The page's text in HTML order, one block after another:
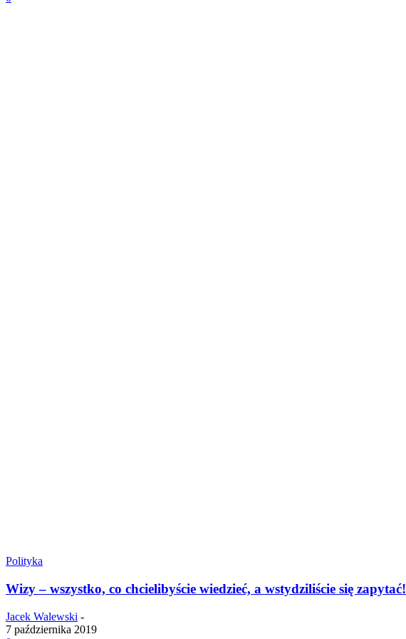
Polityka
Wizy – wszystko, co chcielibyście wiedzieć, a wstydziliście się zapytać!
Jacek Walewski -
7 października 2019